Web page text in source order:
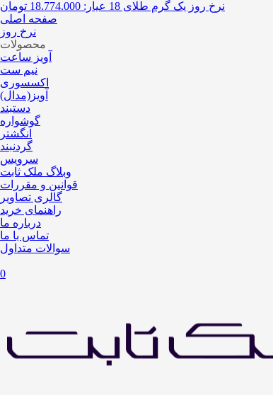
نرخ روز یک گرم طلای 18 عیار:
18.774.000 تومان
صفحه اصلی
نرخ روز
محصولات
آویز ساعت
نیم ست
اکسسوری
آویز(مدال)
دستبند
گوشواره
انگشتر
گردنبند
سرویس
وبلاگ ملک ثابت
قوانین و مقررات
گالری تصاویر
راهنمای خرید
درباره ما
تماس با ما
سوالات متداول
0